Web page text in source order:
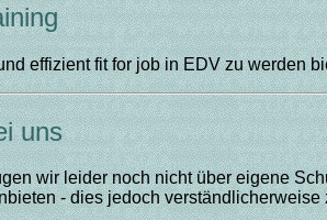
effizient fit for job in EDV zu werden
uns
wir leider noch nicht über eigene
- dies jedoch